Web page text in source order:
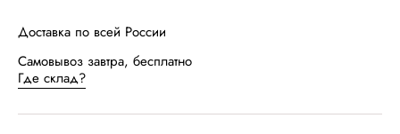
Доставка по всей России
Самовывоз завтра, бесплатно
Где склад?